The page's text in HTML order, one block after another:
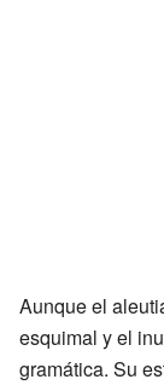
Aunque el
esquimal y el
gramática. Su